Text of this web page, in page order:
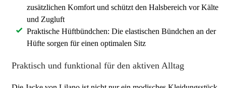
zusätzlichen Komfort und schützt den Halsbereich vor Kälte
und Zugluft
Praktische Hüftbündchen: Die elastischen Bündchen an der
Hüfte sorgen für einen optimalen Sitz
Praktisch und funktional für den aktiven Alltag